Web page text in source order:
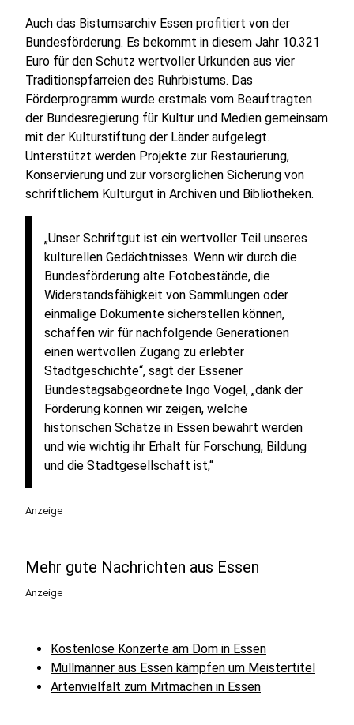
Auch das Bistumsarchiv Essen profitiert von der
Bundesförderung. Es bekommt in diesem Jahr 10.321
Euro für den Schutz wertvoller Urkunden aus vier
Traditionspfarreien des Ruhrbistums. Das
Förderprogramm wurde erstmals vom Beauftragten
der Bundesregierung für Kultur und Medien gemeinsam
mit der Kulturstiftung der Länder aufgelegt.
Unterstützt werden Projekte zur Restaurierung,
Konservierung und zur vorsorglichen Sicherung von
schriftlichem Kulturgut in Archiven und Bibliotheken.
„Unser Schriftgut ist ein wertvoller Teil unseres
kulturellen Gedächtnisses. Wenn wir durch die
Bundesförderung alte Fotobestände, die
Widerstandsfähigkeit von Sammlungen oder
einmalige Dokumente sicherstellen können,
schaffen wir für nachfolgende Generationen
einen wertvollen Zugang zu erlebter
Stadtgeschichte“, sagt der Essener
Bundestagsabgeordnete Ingo Vogel, „dank der
Förderung können wir zeigen, welche
historischen Schätze in Essen bewahrt werden
und wie wichtig ihr Erhalt für Forschung, Bildung
und die Stadtgesellschaft ist,“
Anzeige
Mehr gute Nachrichten aus Essen
Anzeige
Kostenlose Konzerte am Dom in Essen
Müllmänner aus Essen kämpfen um Meistertitel
Artenvielfalt zum Mitmachen in Essen